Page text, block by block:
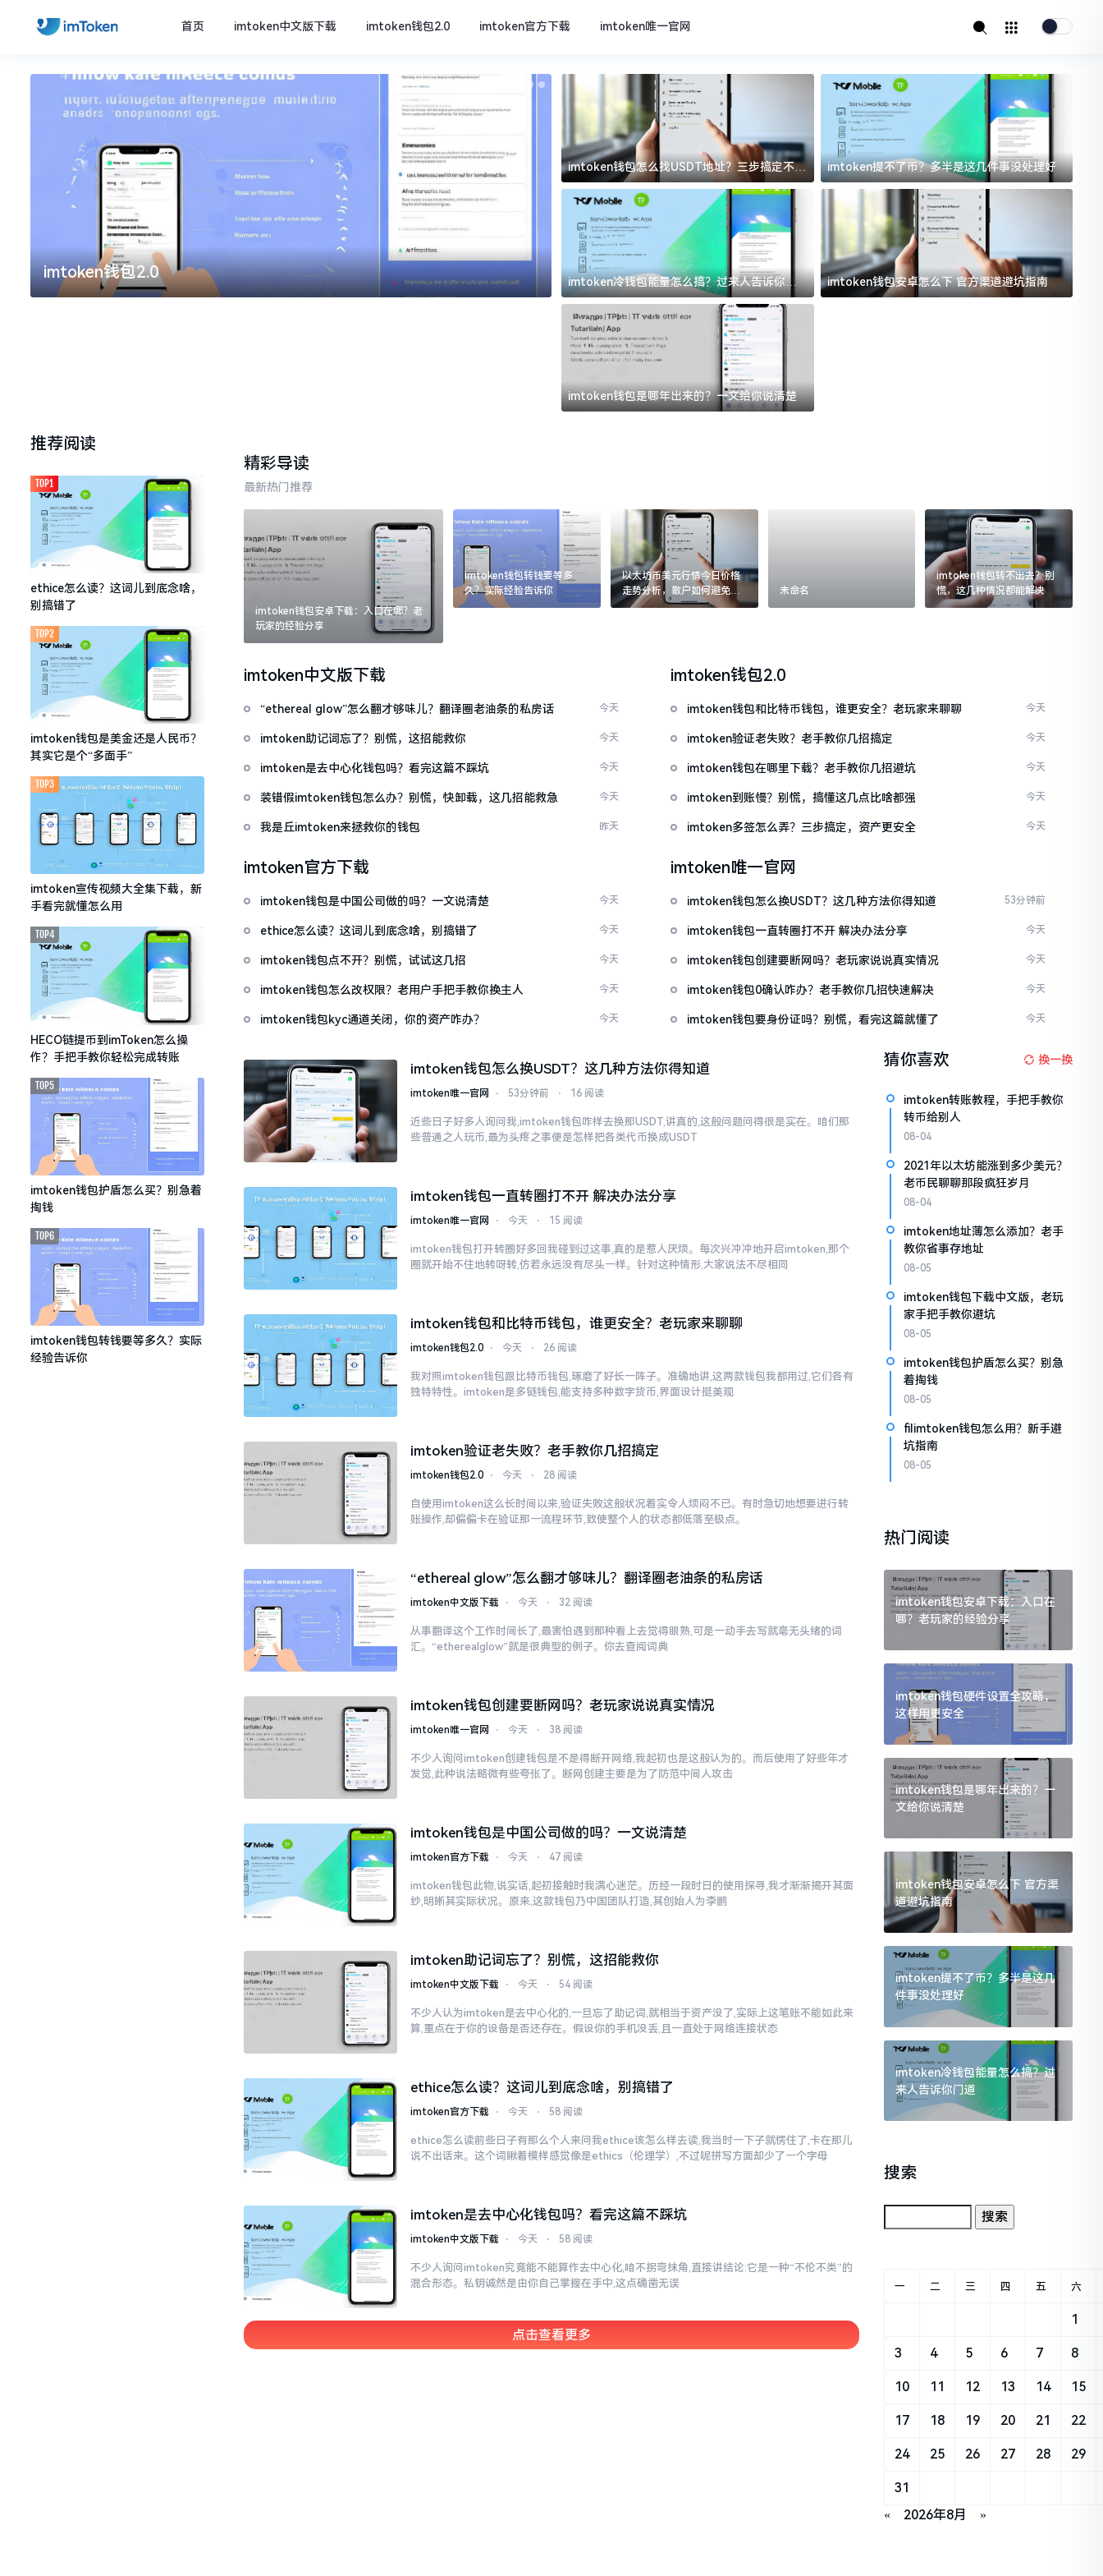
首页 imtoken中文版下载 imtoken钱包2.0 imtoken官方下载 imtoken唯一官网
imtoken钱包2.0 imtoken官方下载
imtoken钱包怎么找USDT地址？三步搞定不踩
坑
imtoken提不了币？多半是这几件事没处理好
imtoken冷钱包能量怎么搞？过来人告诉你门
道
imtoken钱包安卓怎么下 官方渠道避坑指南
imtoken钱包是哪年出来的？一文给你说清楚
推荐阅读
ethice怎么读？这词儿到底念啥，
别搞错了
TOP1
imtoken钱包是美金还是人民币？
其实它是个“多面手”
TOP2
imtoken宣传视频大全集下载，新
手看完就懂怎么用
TOP3
HECO链提币到imToken怎么操
作？手把手教你轻松完成转账
TOP4
imtoken钱包护盾怎么买？别急着
掏钱
TOP5
imtoken钱包转钱要等多久？实际
经验告诉你
TOP6
精彩导读
最新热门推荐
imtoken钱包安卓下载：入口在哪？老
玩家的经验分享
imtoken钱包转钱要等多
久？实际经验告诉你
以太坊币美元行情今日价格
走势分析，散户如何避免追
涨杀跌被套牢
未命名
imtoken钱包转不出去？别
慌，这几种情况都能解决
imtoken中文版下载
“ethereal glow”怎么翻才够味儿？翻译圈老油条的私房话 今天
imtoken助记词忘了？别慌，这招能救你 今天
imtoken是去中心化钱包吗？看完这篇不踩坑 今天
装错假imtoken钱包怎么办？别慌，快卸载，这几招能救急 今天
我是丘imtoken来拯救你的钱包 昨天
imtoken钱包2.0
imtoken钱包和比特币钱包，谁更安全？老玩家来聊聊 今天
imtoken验证老失败？老手教你几招搞定 今天
imtoken钱包在哪里下载？老手教你几招避坑 今天
imtoken到账慢？别慌，搞懂这几点比啥都强 今天
imtoken多签怎么弄？三步搞定，资产更安全 今天
imtoken官方下载
imtoken钱包是中国公司做的吗？一文说清楚 今天
ethice怎么读？这词儿到底念啥，别搞错了 今天
imtoken钱包点不开？别慌，试试这几招 今天
imtoken钱包怎么改权限？老用户手把手教你换主人 今天
imtoken钱包kyc通道关闭，你的资产咋办？ 今天
imtoken唯一官网
imtoken钱包怎么换USDT？这几种方法你得知道 53分钟前
imtoken钱包一直转圈打不开 解决办法分享 今天
imtoken钱包创建要断网吗？老玩家说说真实情况 今天
imtoken钱包0确认咋办？老手教你几招快速解决 今天
imtoken钱包要身份证吗？别慌，看完这篇就懂了 今天
imtoken钱包怎么换USDT？这几种方法你得知道
imtoken唯一官网 ⋅ 53分钟前 ⋅ 16 阅读
近些日子好多人询问我,imtoken钱包咋样去换那USDT,讲真的,这般问题问得很是实在。咱们那
些普通之人玩币,最为头疼之事便是怎样把各类代币换成USDT
imtoken钱包一直转圈打不开 解决办法分享
imtoken唯一官网 ⋅ 今天 ⋅ 15 阅读
imtoken钱包打开转圈好多回我碰到过这事,真的是惹人厌烦。每次兴冲冲地开启imtoken,那个
圈就开始不住地转呀转,仿若永远没有尽头一样。针对这种情形,大家说法不尽相同
imtoken钱包和比特币钱包，谁更安全？老玩家来聊聊
imtoken钱包2.0 ⋅ 今天 ⋅ 26 阅读
我对照imtoken钱包跟比特币钱包,琢磨了好长一阵子。准确地讲,这两款钱包我都用过,它们各有
独特特性。imtoken是多链钱包,能支持多种数字货币,界面设计挺美观
imtoken验证老失败？老手教你几招搞定
imtoken钱包2.0 ⋅ 今天 ⋅ 28 阅读
自使用imtoken这么长时间以来,验证失败这般状况着实令人烦闷不已。有时急切地想要进行转
账操作,却偏偏卡在验证那一流程环节,致使整个人的状态都低落至极点。
“ethereal glow”怎么翻才够味儿？翻译圈老油条的私房话
imtoken中文版下载 ⋅ 今天 ⋅ 32 阅读
从事翻译这个工作时间长了,最害怕遇到那种看上去觉得眼熟,可是一动手去写就毫无头绪的词
汇。“etherealglow”就是很典型的例子。你去查阅词典
imtoken钱包创建要断网吗？老玩家说说真实情况
imtoken唯一官网 ⋅ 今天 ⋅ 38 阅读
不少人询问imtoken创建钱包是不是得断开网络,我起初也是这般认为的。而后使用了好些年才
发觉,此种说法略微有些夸张了。断网创建主要是为了防范中间人攻击
imtoken钱包是中国公司做的吗？一文说清楚
imtoken官方下载 ⋅ 今天 ⋅ 47 阅读
imtoken钱包此物,说实话,起初接触时我满心迷茫。历经一段时日的使用探寻,我才渐渐揭开其面
纱,明晰其实际状况。原来,这款钱包乃中国团队打造,其创始人为李鹏
imtoken助记词忘了？别慌，这招能救你
imtoken中文版下载 ⋅ 今天 ⋅ 54 阅读
不少人认为imtoken是去中心化的,一旦忘了助记词,就相当于资产没了,实际上这笔账不能如此来
算,重点在于你的设备是否还存在。假设你的手机没丢,且一直处于网络连接状态
ethice怎么读？这词儿到底念啥，别搞错了
imtoken官方下载 ⋅ 今天 ⋅ 58 阅读
ethice怎么读前些日子有那么个人来问我ethice该怎么样去读,我当时一下子就愣住了,卡在那儿
说不出话来。这个词瞅着模样感觉像是ethics（伦理学）,不过呢拼写方面却少了一个字母
imtoken是去中心化钱包吗？看完这篇不踩坑
imtoken中文版下载 ⋅ 今天 ⋅ 58 阅读
不少人询问imtoken究竟能不能算作去中心化,咱不拐弯抹角,直接讲结论:它是一种“不伦不类”的
混合形态。私钥诚然是由你自己掌握在手中,这点确凿无误
点击查看更多
猜你喜欢 换一换
imtoken转账教程，手把手教你
转币给别人
08-04
2021年以太坊能涨到多少美元？
老币民聊聊那段疯狂岁月
08-04
imtoken地址薄怎么添加？老手
教你省事存地址
08-05
imtoken钱包下载中文版，老玩
家手把手教你避坑
08-05
imtoken钱包护盾怎么买？别急
着掏钱
08-05
filimtoken钱包怎么用？新手避
坑指南
08-05
热门阅读
imtoken钱包安卓下载：入口在
哪？老玩家的经验分享
imtoken钱包硬件设置全攻略，
这样用更安全
imtoken钱包是哪年出来的？一
文给你说清楚
imtoken钱包安卓怎么下 官方渠
道避坑指南
imtoken提不了币？多半是这几
件事没处理好
imtoken冷钱包能量怎么搞？过
来人告诉你门道
搜索
« 2026年8月 »
一 二 三 四 五 六
1
3 4 5 6 7 8
10 11 12 13 14 15
17 18 19 20 21 22
24 25 26 27 28 29
31